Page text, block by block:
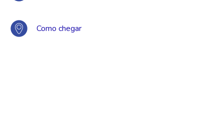
Como chegar